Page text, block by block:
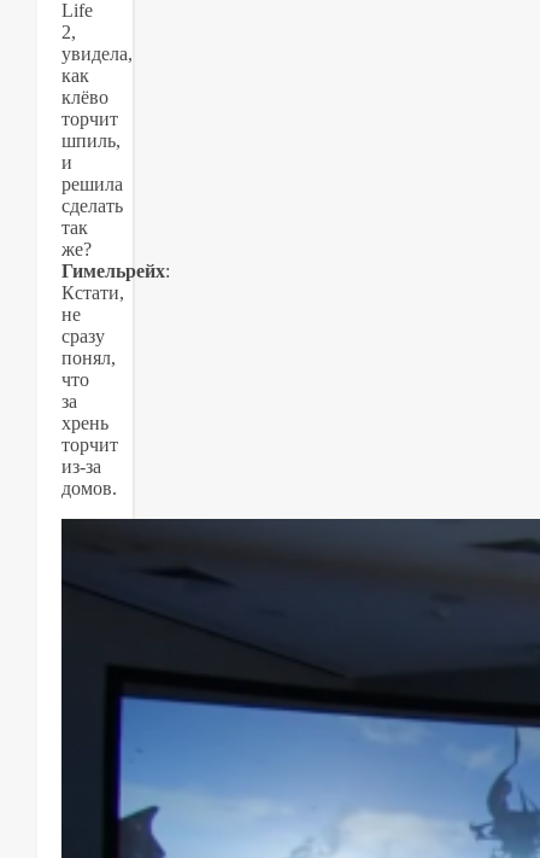
Life
2,
увидела,
как
клёво
торчит
шпиль,
и
решила
сделать
так
же?
Гимельрейх:
Кстати,
не
сразу
понял,
что
за
хрень
торчит
из-за
домов.